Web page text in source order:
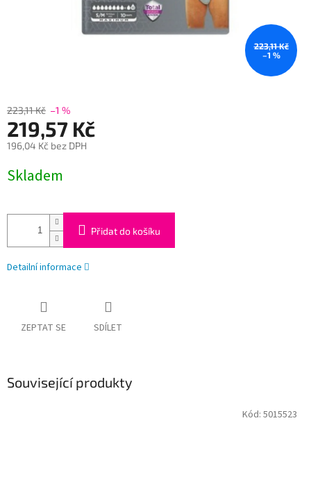
223,11 Kč
–1 %
223,11 Kč –1 %
219,57 Kč
196,04 Kč bez DPH
cena:
Skladem
Přidat do košíku
Detailní informace
ZEPTAT SE SDÍLET
Související produkty
Kód: 5015523